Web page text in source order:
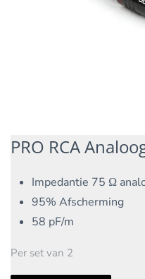
PRO RCA
Impedantie 75 Ω
95% Afscherming
58 pF/m
Per set van 2